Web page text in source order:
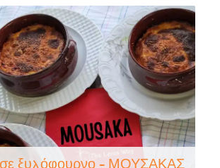
σε ξυλόφουρνο – ΜΟΥΣΑΚΑΣ